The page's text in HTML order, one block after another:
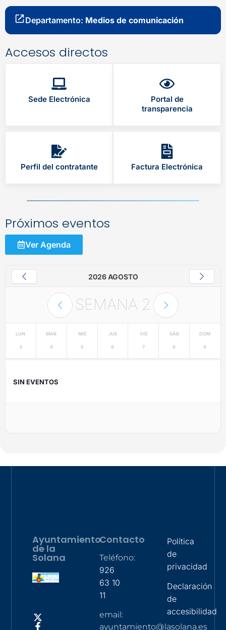
Departamento: Medios de comunicación
Accesos directos
Sede Electrónica
Portal de
transparencia
Perfil del contratante Factura Electrónica
Próximos eventos
Ver Agenda
2026 AGOSTO
SEMANA 2
LUN
3
MAR
4
MIÉ
5
JUE
6
VIE
7
SÁB
8
DOM
9
SIN EVENTOS
Ayuntamiento
de la
Solana
Contacto
Teléfono:
926
63 10
11
email:
ayuntamiento@lasolana.es
Política
de
privacidad
Declaración
de
accesibilidad